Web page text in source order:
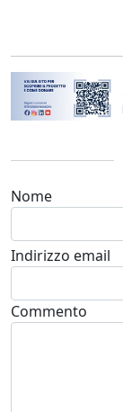
Nome
Indirizzo email
Commento